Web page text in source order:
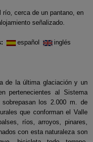
cerca de un pantano, en
señalizado.
español inglés
de la última glaciación y un
pertenecientes al Sistema
los 2.000 m. de
que conforman el Valle
ríos, arroyos, pinares,
con esta naturaleza son